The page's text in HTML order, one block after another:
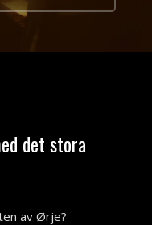
det stora
av Ørje?